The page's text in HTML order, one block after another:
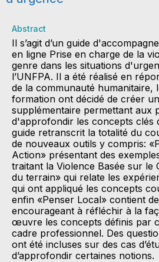
Abstract
Il s’agit d’un guide
en ligne Prise en charge de la
genre dans les situations
l’UNFPA. Il a été réalisé en
de la communauté humanitaire,
formation ont décidé de créer
supplémentaire permettant aux
d'approfondir les concepts clés
guide retranscrit la totalité du
de nouveaux outils y compris:
Action» présentant des
traitant la Violence Basée sur le
du terrain» qui relate les
qui ont appliqué les concepts
enfin «Penser Local» contient
encourageant à réfléchir à la
œuvre les concepts définis par
cadre professionnel. Des
ont été incluses sur des cas
d’approfondir certaines notions.